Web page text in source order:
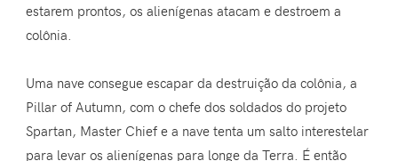
estarem prontos, os alienígenas atacam e destroem a
colônia.
Uma nave consegue escapar da destruição da colônia, a
Pillar of Autumn, com o chefe dos soldados do projeto
Spartan, Master Chief e a nave tenta um salto interestelar
para levar os alienígenas para longe da Terra. É então